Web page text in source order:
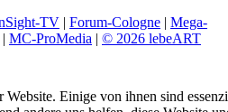
TV | Forum-Cologne | Mega-
| MC-ProMedia | © 2026 lebeART
Website. Einige von ihnen sind